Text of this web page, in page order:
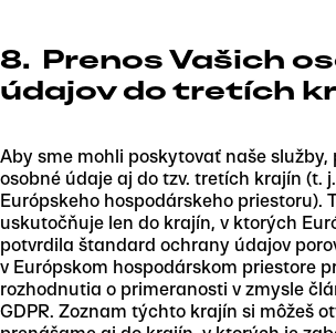
8. Prenos Vašich
údajov do tretích
Aby sme mohli poskytovať naše služby,
osobné údaje aj do tzv. tretích krajín (t.
Európskeho hospodárskeho priestoru).
uskutočňuje len do krajín, v ktorých
potvrdila štandard ochrany údajov
v Európskom hospodárskom priestore
rozhodnutia o primeranosti v zmysle
GDPR. Zoznam týchto krajín si môžeš